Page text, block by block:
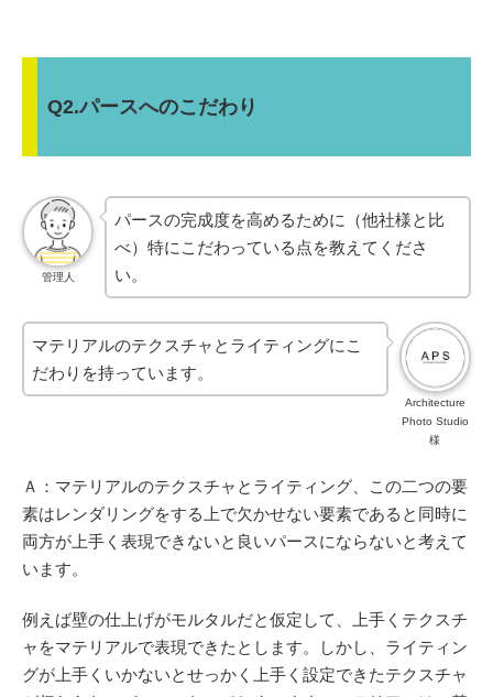
Q2.パースへのこだわり
管理人
パースの完成度を高めるために（他社様と比
べ）特にこだわっている点を教えてくださ
い。
Architecture
Photo Studio
様
マテリアルのテクスチャとライティングにこ
だわりを持っています。
Ａ：マテリアルのテクスチャとライティング、この二つの要
素はレンダリングをする上で欠かせない要素であると同時に
両方が上手く表現できないと良いパースにならないと考えて
います。
例えば壁の仕上げがモルタルだと仮定して、上手くテクスチ
ャをマテリアルで表現できたとします。しかし、ライティン
グが上手くいかないとせっかく上手く設定できたテクスチャ